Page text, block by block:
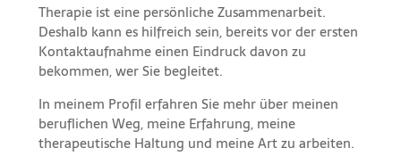
Therapie ist eine persönliche Zusammenarbeit.
Deshalb kann es hilfreich sein, bereits vor der ersten
Kontaktaufnahme einen Eindruck davon zu
bekommen, wer Sie begleitet.
In meinem Profil erfahren Sie mehr über meinen
beruflichen Weg, meine Erfahrung, meine
therapeutische Haltung und meine Art zu arbeiten.